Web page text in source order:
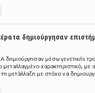
δημιούργησαν
δημιούργησαν μέσω γενετικής
μεταλλαγμένο χαρακτηριστικό,
μετάλλαξη με στόχο να